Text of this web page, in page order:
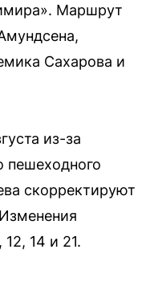
Маршрут
Сахарова и
из-за
пешеходного
скорректируют
14 и 21.